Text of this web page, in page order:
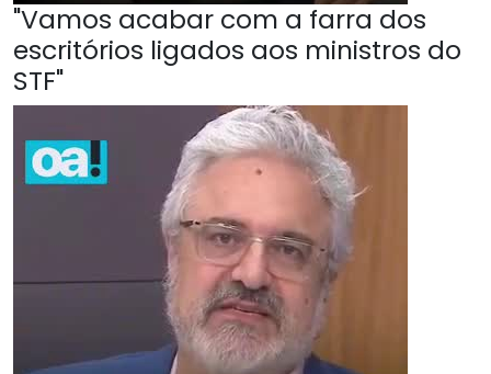
"Vamos acabar com a farra dos
escritórios ligados aos ministros do
STF"